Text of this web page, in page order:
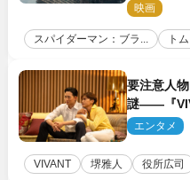
映画
スパイダーマン：ブラ... ト
要注意人
謎――『
エンタメ
VIVANT 堺雅人 役所広司